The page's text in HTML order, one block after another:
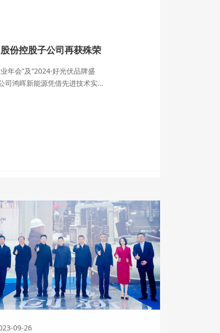
片企业20强
股份以先进技术实力、前瞻产
在“2024全球光伏20强、中国储
光伏硅片企业20强榜单。这一
品牌美誉度，也为光伏产业的
造零碳园区新样板
区新样板
09-26